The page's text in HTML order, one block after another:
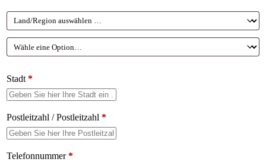
Stadt *
Postleitzahl / Postleitzahl *
Telefonnummer*